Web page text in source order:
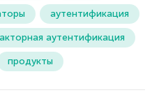
аутентификация
аутентификация
продукты